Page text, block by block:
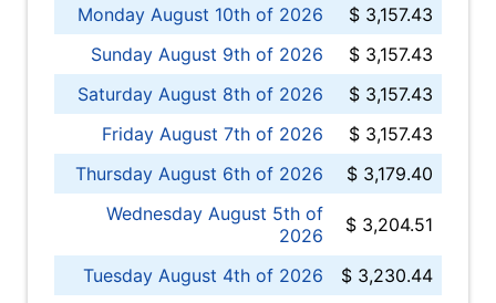
Monday August 10th of 2026
$ 3,157.43
Sunday August 9th of 2026
$ 3,157.43
Saturday August 8th of 2026
$ 3,157.43
Friday August 7th of 2026
$ 3,157.43
Thursday August 6th of 2026
$ 3,179.40
Wednesday August 5th of
2026
$ 3,204.51
Tuesday August 4th of 2026
$ 3,230.44